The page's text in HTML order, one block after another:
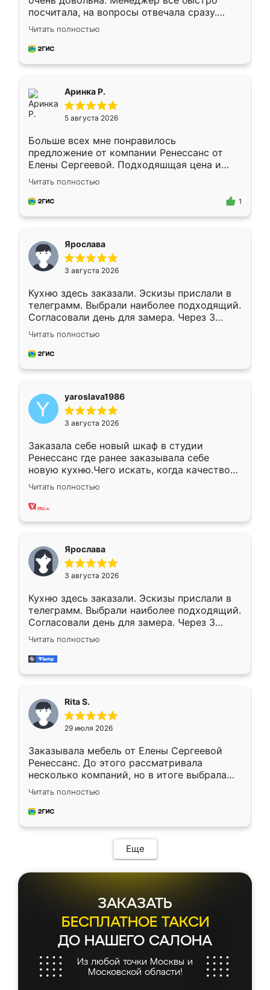
посчитала, на вопросы отвечала сразу.
Замерщик приехал в субботу, подошёл к
делу со всей ответственностью. Собрали
за день, ребята работали аккуратно, даже
Читать полностью
Аринка Р.
5 августа 2026
Больше всех мне понравилось
предложение от компании Ренессанс от
Елены Сергеевой. Подходяшщая цена и
короткие сроки изготовления. Приехавший
для замера сотрудник Владислав
предложил по моему эскизу самый
Читать полностью
1
Ярослава
3 августа 2026
Кухню здесь заказали. Эскизы прислали в
телеграмм. Выбрали наиболее подходящий.
Согласовали день для замера. Через 3
недели кухня была уже готова. Остались
довольны работой. Спасибо Ренессанс
мебель за качественную работу!
Читать полностью
yaroslava1986
3 августа 2026
Заказала себе новый шкаф в студии
Ренессанс где ранее заказывала себе
новую кухню.Чего искать, когда качеством
вполне довольна. Служит кухня уже почти
два года, нареканий нет.
Читать полностью
Ярослава
3 августа 2026
Кухню здесь заказали. Эскизы прислали в
телеграмм. Выбрали наиболее подходящий.
Согласовали день для замера. Через 3
недели кухня была уже готова. Остались
довольны работой. Спасибо Ренессанс
мебель за качественную работу!
Читать полностью
Rita S.
29 июля 2026
Заказывала мебель от Елены Сергеевой
Ренессанс. До этого рассматривала
несколько компаний, но в итоге выбрала
эту. Сначала обговорили условия, потом
приехал замерщик, всё спокойно объяснил
и снял размеры. Изготовили в срок, с
мебель сразу встала на свое место без
каких-либо доработок. Качеством осталась
довольна, все выглядит так, как и ожидала.
Читать полностью
Еще
ЗАКАЗАТЬ
БЕСПЛАТНОЕ ТАКСИ
ДО НАШЕГО САЛОНА
Из любой точки Москвы и
Московской области!